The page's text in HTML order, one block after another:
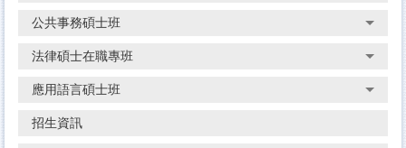
公共事務碩士班
法律碩士在職專班
應用語言碩士班
招生資訊